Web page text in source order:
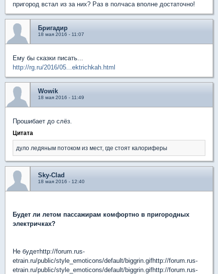
пригород встал из за них? Раз в полчаса вполне достаточно!
Бригадир
18 мая 2016 - 11:07
Ему бы сказки писать...
http://rg.ru/2016/05...ektrichkah.html
Wowik
18 мая 2016 - 11:49
Прошибает до слёз.
Цитата
дуло ледяным потоком из мест, где стоят калориферы
Sky-Clad
18 мая 2016 - 12:40
Будет ли летом пассажирам комфортно в пригородных
электричках?
Не будетhttp://forum.rus-
etrain.ru/public/style_emoticons/default/biggrin.gifhttp://forum.rus-
etrain.ru/public/style_emoticons/default/biggrin.gifhttp://forum.rus-